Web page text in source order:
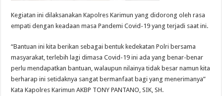
Kegiatan ini dilaksanakan Kapolres Karimun yang didorong oleh rasa
empati dengan keadaan masa Pandemi Covid-19 yang terjadi saat ini.
“Bantuan ini kita berikan sebagai bentuk kedekatan Polri bersama
masyarakat, terlebih lagi dimasa Covid-19 ini ada yang benar-benar
perlu mendapatkan bantuan, walaupun nilainya tidak besar namun kita
berharap ini setidaknya sangat bermanfaat bagi yang menerimanya”
Kata Kapolres Karimun AKBP TONY PANTANO, SIK, SH.